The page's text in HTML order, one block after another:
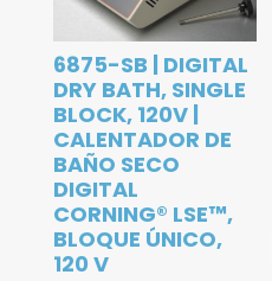
6875-SB | DIGITAL
DRY BATH, SINGLE
BLOCK, 120V |
CALENTADOR DE
BAÑO SECO
DIGITAL
CORNING® LSE™,
BLOQUE ÚNICO,
120 V